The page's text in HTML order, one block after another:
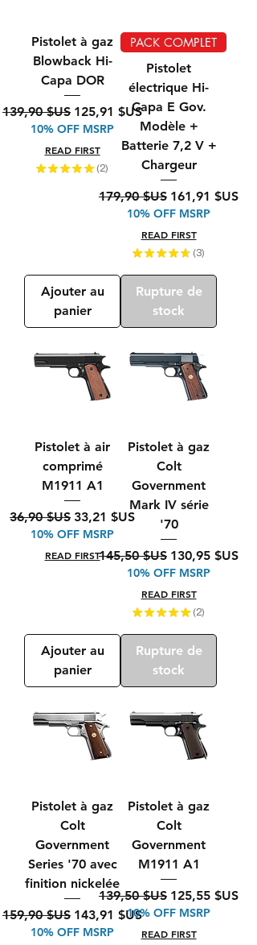
Pistolet à gaz
Blowback Hi-
Capa DOR
Prix original
139,90 $US Prix promotionnel
125,91 $US
10% OFF MSRP
READ FIRST
★ ★ ★ ★ ★ 2
2
Ajouter au
panier
PACK COMPLET
Pistolet
électrique Hi-
Capa E Gov.
Modèle +
Batterie 7,2 V +
Chargeur
Prix original
179,90 $US Prix
161,91 $US
10% OFF MSRP
READ FIRST
★ ★ ★ ★ ★ 3
3
Rupture de
stock
Pistolet à air
comprimé
M1911 A1
Prix original
36,90 $US Prix promotionnel
33,21 $US
10% OFF MSRP
READ FIRST
Ajouter au
panier
Pistolet à gaz
Colt
Government
Mark IV série
'70
Prix original
145,50 $US Prix
130,95 $US
10% OFF MSRP
READ FIRST
★ ★ ★ ★ ★ 2
2
Rupture de
stock
Pistolet à gaz
Colt
Government
Series '70 avec
finition nickelée
Prix original
159,90 $US Prix promotionnel
143,91 $US
10% OFF MSRP
Pistolet à gaz
Colt
Government
M1911 A1
Prix original
139,50 $US Prix
125,55 $US
10% OFF MSRP
READ FIRST